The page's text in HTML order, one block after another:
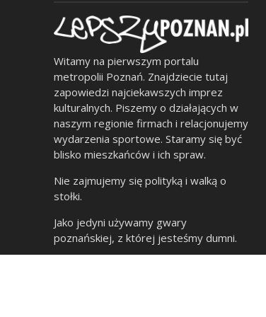
Witamy na pierwszym portalu
metropolii Poznań. Znajdziecie tutaj
zapowiedzi najciekawszych imprez
kulturalnych. Piszemy o działających w
naszym regionie firmach i relacjonujemy
wydarzenia sportowe. Staramy się być
blisko mieszkańców i ich spraw.
Nie zajmujemy się polityką i walką o
stołki.
Jako jedyni używamy gwary
poznańskiej, z której jesteśmy dumni.